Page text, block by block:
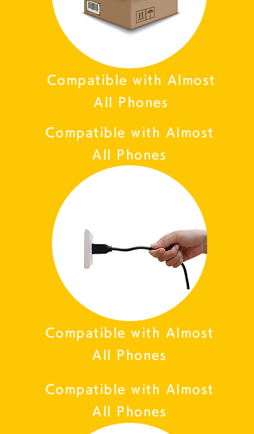
Compatible with Almost
All Phones
Compatible with Almost
All Phones
Compatible with Almost
All Phones
Compatible with Almost
All Phones